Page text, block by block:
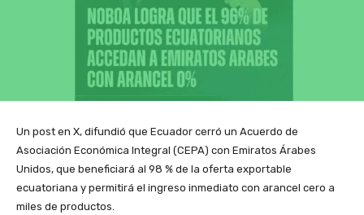
Un post en X, difundió que Ecuador cerró un Acuerdo de
Asociación Económica Integral (CEPA) con Emiratos Árabes
Unidos, que beneficiará al 98 % de la oferta exportable
ecuatoriana y permitirá el ingreso inmediato con arancel cero a
miles de productos.